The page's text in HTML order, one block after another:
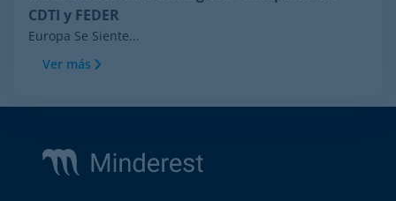
CDTI y FEDER
Europa Se Siente...
Ver más